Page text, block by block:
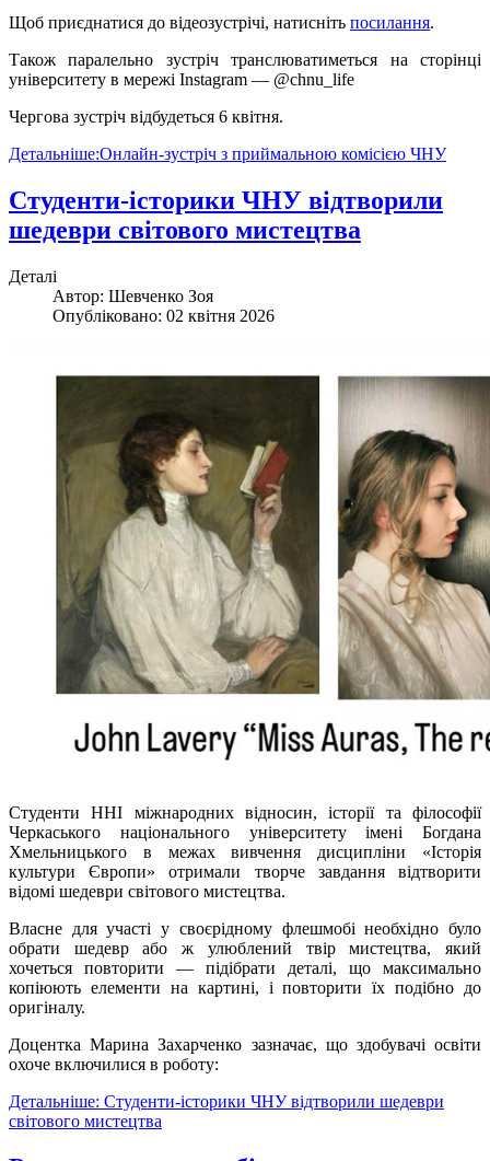
Щоб приєднатися до відеозустрічі, натисніть посилання.
Також паралельно зустріч транслюватиметься на сторінці
університету в мережі Instagram — @chnu_life
Чергова зустріч відбудеться 6 квітня.
Детальніше:Онлайн-зустріч з приймальною комісією ЧНУ
Студенти-історики ЧНУ відтворили
шедеври світового мистецтва
Деталі
Автор: Шевченко Зоя
Опубліковано: 02 квітня 2026
Студенти ННІ міжнародних відносин, історії та філософії
Черкаського національного університету імені Богдана
Хмельницького в межах вивчення дисципліни «Історія
культури Європи» отримали творче завдання відтворити
відомі шедеври світового мистецтва.
Власне для участі у своєрідному флешмобі необхідно було
обрати шедевр або ж улюблений твір мистецтва, який
хочеться повторити — підібрати деталі, що максимально
копіюють елементи на картині, і повторити їх подібно до
оригіналу.
Доцентка Марина Захарченко зазначає, що здобувачі освіти
охоче включилися в роботу:
Детальніше: Студенти-історики ЧНУ відтворили шедеври
світового мистецтва